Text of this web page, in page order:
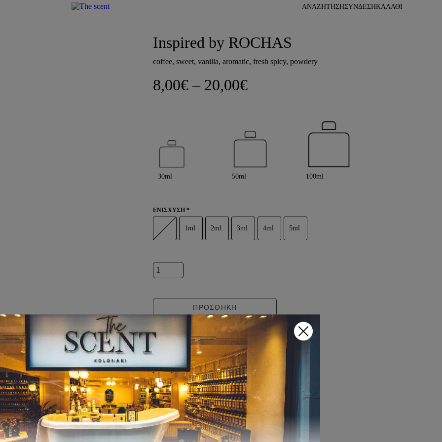
ΑΝΑΖΗΤΗΣΗΣΥΝΔΕΣΗ
Inspired by ROCHAS
coffee, sweet, vanilla, aromatic, fresh spicy, powdery
8,00€ – 20,00€Price range: 8,00€ through
ΕΝΙΣΧΥΣΗ*
1ml 2ml 3ml 4ml 5ml
Inspired by ROCHAS ποσότητα
ΠΡΟΣΘΗΚΗ
ΣΩΜΑΤΟΣ
AFTER SHAVE
Inspired by ROCHAS
13,00€